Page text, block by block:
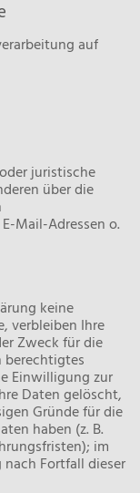
auf
juristische
über die
Mail-Adressen o.
keine
verbleiben Ihre
Zweck für die
berechtigtes
Einwilligung zur
Daten gelöscht,
Gründe für die
haben (z. B.
im
Fortfall dieser